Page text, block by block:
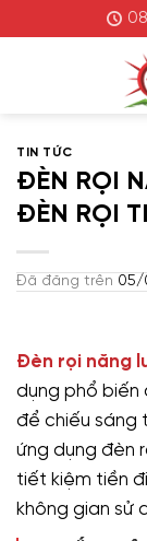
đến
TIN TỨC
ĐÈN RỌI
ĐÈN RỌI
Đã đăng trên 05/
Đèn rọi năng
dụng phổ biến
để chiếu sáng
ứng dụng đèn
tiết kiệm tiền
không gian sử